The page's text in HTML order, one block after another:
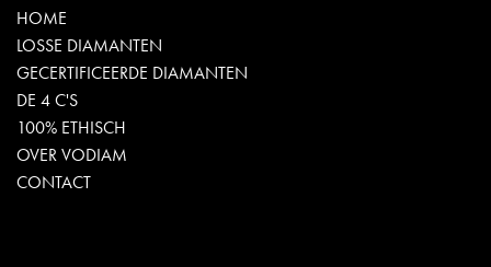
HOME
LOSSE DIAMANTEN
GECERTIFICEERDE DIAMANTEN
DE 4 C'S
100% ETHISCH
OVER VODIAM
CONTACT